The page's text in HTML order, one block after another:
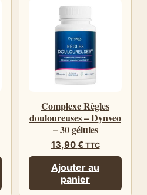
Complexe Règles
douloureuses – Dynveo
– 30 gélules
13,90€ TTC
Ajouter au
panier